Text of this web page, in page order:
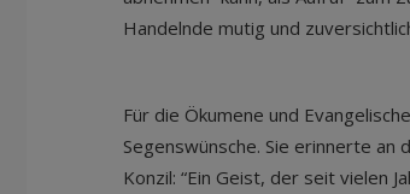
Handelnde mutig und
Für die Ökumene und
Segenswünsche. Sie erinnerte an
Konzil: “Ein Geist, der seit vielen